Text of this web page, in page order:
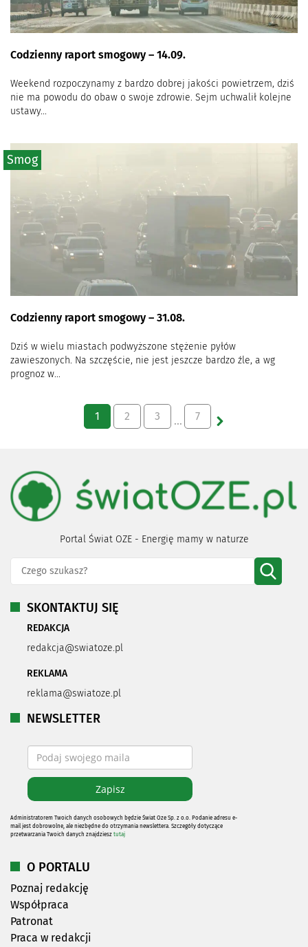
Codzienny raport smogowy – 14.09.
Weekend rozpoczynamy z bardzo dobrej jakości powietrzem, dziś
nie ma powodu do obaw o swoje zdrowie. Sejm uchwalił kolejne
ustawy...
Codzienny raport smogowy – 31.08.
Dziś w wielu miastach podwyższone stężenie pyłów
zawieszonych. Na szczęście, nie jest jeszcze bardzo źle, a wg
prognoz w...
Smog
1 2 3 … 7
Portal Świat OZE - Energię mamy w naturze
SKONTAKTUJ SIĘ
REDAKCJA
redakcja@swiatoze.pl
REKLAMA
reklama@swiatoze.pl
NEWSLETTER
Administratorem Twoich danych osobowych będzie Świat Oze Sp. z o.o. Podanie adresu e-
mail jest dobrowolne, ale niezbędne do otrzymania newslettera. Szczegóły dotyczące
przetwarzania Twoich danych znajdziesz tutaj
O PORTALU
Poznaj redakcję
Współpraca
Patronat
Praca w redakcji